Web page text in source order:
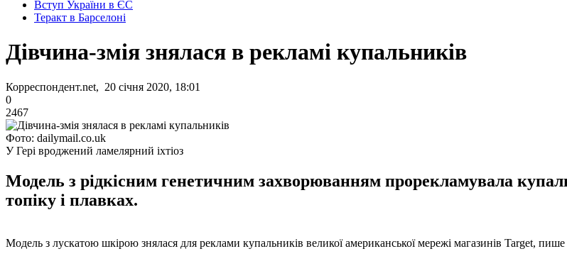
Вступ України в ЄС
Теракт в Барселоні
Дівчина-змія знялася в рекламі купальників
Корреспондент.net, 20 січня 2020, 18:01
0
2467
Фото: dailymail.co.uk
У Гері вроджений ламелярний іхтіоз
Модель з рідкісним генетичним захворюванням прорекламувала
топіку і плавках.
Модель з лускатою шкірою знялася для реклами купальників великої американської мережі магазинів Target, пише